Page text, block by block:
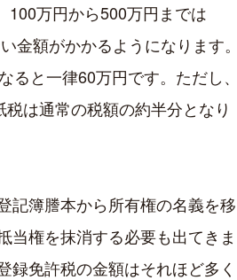
100万円から500万円までは
金額がかかるようになります。
と一律60万円です。ただし、
は通常の税額の約半分となり
記簿謄本から所有権の名義を移
当権を抹消する必要も出てきま
免許税の金額はそれほど多く